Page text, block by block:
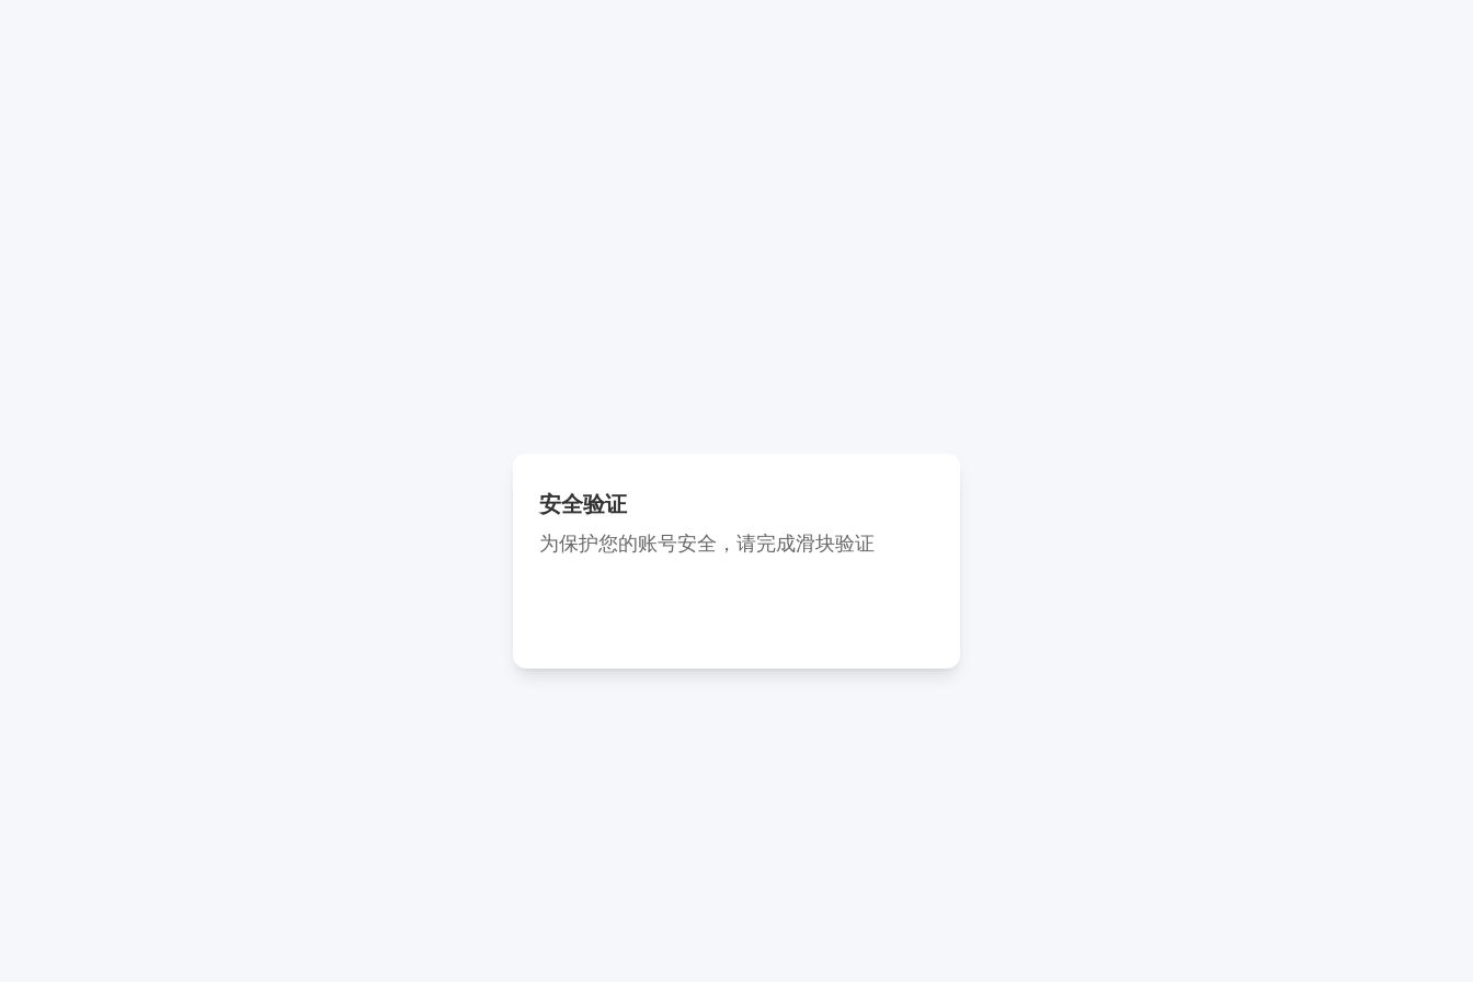
安全验证
为保护您的账号安全，请完成滑块验证